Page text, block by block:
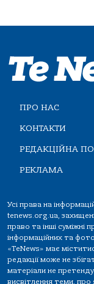
ПРО НАС
КОНТАКТИ
РЕДАКЦІЙНА
РЕКЛАМА
Усі права на
tenews.org.ua,
право та інші суміжні
інформаційних та
«TeNews» має
редакції може не
матеріали не
висвітлення теми, про